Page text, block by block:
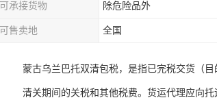
可承接货物 除危险品外
可售卖地 全国
蒙古乌兰巴托双清包税，是指已完税交货（
清关期间的关税和其他税费。货运代理应向